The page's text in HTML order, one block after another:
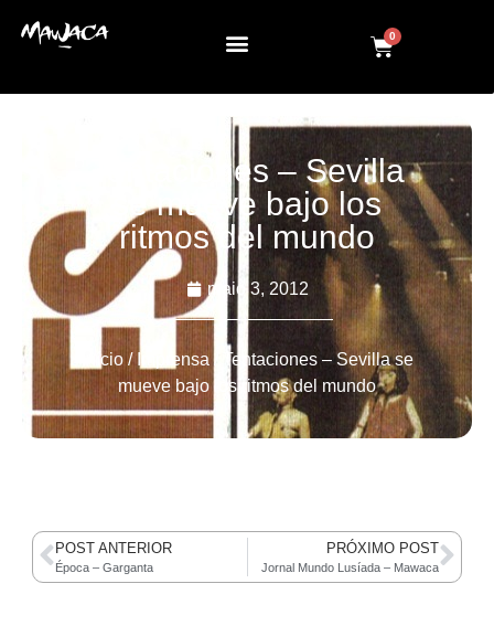
0
Tentaciones – Sevilla
se mueve bajo los
ritmos del mundo
maio 3, 2012
Início/ Imprensa / Tentaciones – Sevilla se
mueve bajo los ritmos del mundo
POST ANTERIOR
Época – Garganta
PRÓXIMO POST
Jornal Mundo Lusíada – Mawaca